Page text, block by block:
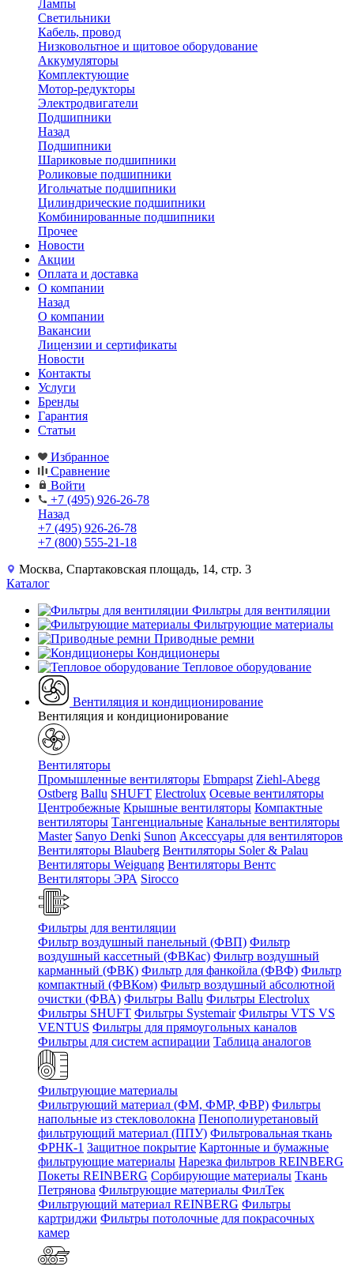
Лампы
Светильники
Кабель, провод
Низковольтное и щитовое оборудование
Аккумуляторы
Комплектующие
Мотор-редукторы
Электродвигатели
Подшипники
Назад
Подшипники
Шариковые подшипники
Роликовые подшипники
Игольчатые подшипники
Цилиндрические подшипники
Комбинированные подшипники
Прочее
Новости
Акции
Оплата и доставка
О компании
Назад
О компании
Вакансии
Лицензии и сертификаты
Новости
Контакты
Услуги
Бренды
Гарантия
Статьи
Избранное
Сравнение
Войти
+7 (495) 926-26-78
Назад
+7 (495) 926-26-78
+7 (800) 555-21-18
Москва, Спартаковская площадь, 14, стр. 3
Каталог
Фильтры для вентиляции
Фильтрующие материалы
Приводные ремни
Кондиционеры
Тепловое оборудование
Вентиляция и кондиционирование
Вентиляция и кондиционирование
Вентиляторы
Промышленные вентиляторы Ebmpapst Ziehl-Abegg
Ostberg Ballu SHUFT Electrolux Осевые вентиляторы
Центробежные Крышные вентиляторы Компактные
вентиляторы Тангенциальные Канальные вентиляторы
Master Sanyo Denki Sunon Аксессуары для вентиляторов
Вентиляторы Blauberg Вентиляторы Soler & Palau
Вентиляторы Weiguang Вентиляторы Вентс
Вентиляторы ЭРА Sirocco
Фильтры для вентиляции
Фильтр воздушный панельный (ФВП) Фильтр
воздушный кассетный (ФВКас) Фильтр воздушный
карманный (ФВК) Фильтр для фанкойла (ФВФ) Фильтр
компактный (ФВКом) Фильтр воздушный абсолютной
очистки (ФВА) Фильтры Ballu Фильтры Electrolux
Фильтры SHUFT Фильтры Systemair Фильтры VTS VS
VENTUS Фильтры для прямоугольных каналов
Фильтры для систем аспирации Таблица аналогов
Фильтрующие материалы
Фильтрующий материал (ФМ, ФМР, ФВР) Фильтры
напольные из стекловолокна Пенополиуретановый
фильтрующий материал (ППУ) Фильтровальная ткань
ФРНК-1 Защитное покрытие Картонные и бумажные
фильтрующие материалы Нарезка фильтров REINBERG
Покеты REINBERG Сорбирующие материалы Ткань
Петрянова Фильтрующие материалы ФилТек
Фильтрующий материал REINBERG Фильтры
картриджи Фильтры потолочные для покрасочных
камер